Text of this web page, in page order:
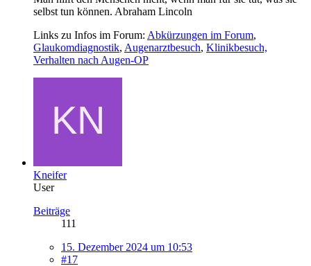
selbst tun können. Abraham Lincoln
Links zu Infos im Forum: Abkürzungen im Forum,
Glaukomdiagnostik, Augenarztbesuch, Klinikbesuch,
Verhalten nach Augen-OP
Kneifer
User
Beiträge
111
15. Dezember 2024 um 10:53
#17